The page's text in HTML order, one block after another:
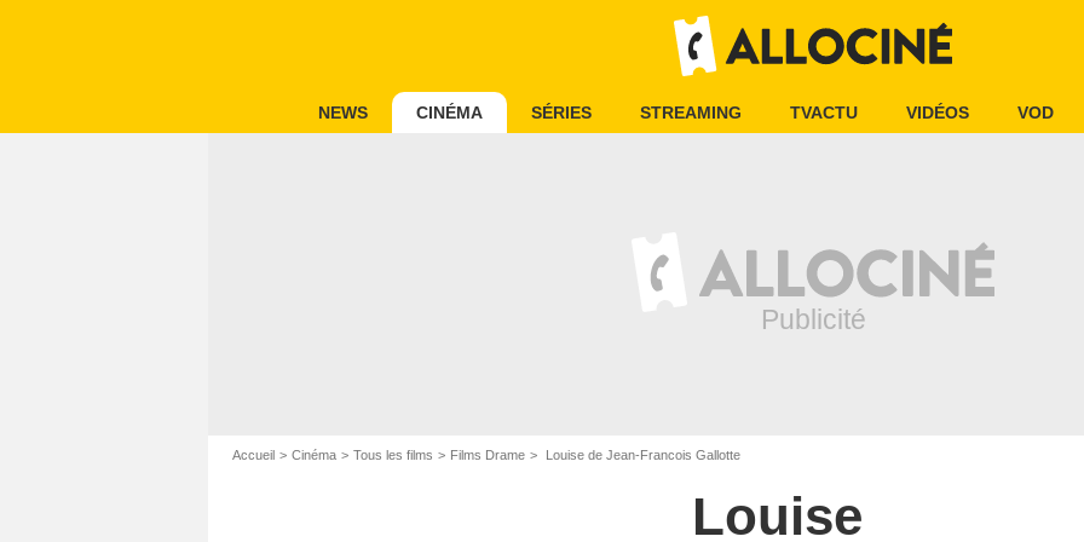
NEWS CINÉMA SÉRIES STREAMING TVACTU VIDÉOS VOD
Accueil Cinéma Tous les films Films Drame Louise de Jean-Francois Gallotte
Louise